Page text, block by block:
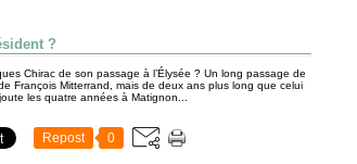
?
Chirac de son passage à l’Élysée ? Un long passage de
François Mitterrand, mais de deux ans plus long que celui
les quatre années à Matignon...
Repost 0